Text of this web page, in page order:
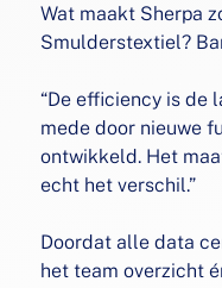
Wat maakt Sherpa
Smulderstextiel?
“De efficiency is de
mede door nieuwe
ontwikkeld. Het
echt het verschil.”
Doordat alle data
het team overzicht